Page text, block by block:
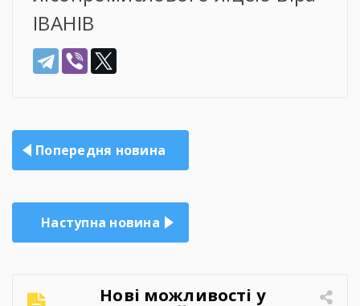
ІВАНІВ
Навігація
записів
Попередня новина
Наступна новина
Нові можливості у